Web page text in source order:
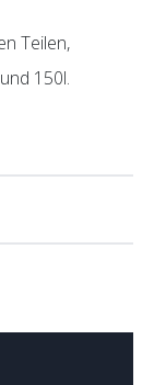
Teilen,
150l.